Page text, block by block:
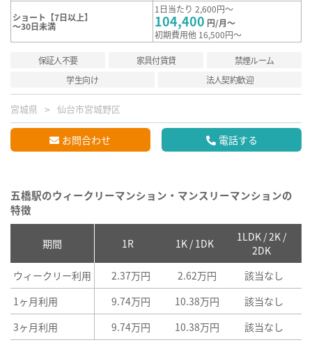
ショート【7日以上】
～30日未満
1日当たり 2,600円～
104,400 円/月～
初期費用他 16,500円～
保証人不要 家具付賃貸
禁煙ルーム
学生向け
法人契約歓迎
宮城県 仙台市宮城野区
お問合わせ 電話する
五橋駅のウィークリーマンション・マンスリーマンションの
特徴
期間 1R 1K / 1DK
1LDK / 2K /
2DK
ウィークリー利用 2.37万円 2.62万円 該当なし
1ヶ月利用
9.74万円 10.38万円 該当なし
3ヶ月利用
9.74万円 10.38万円 該当なし